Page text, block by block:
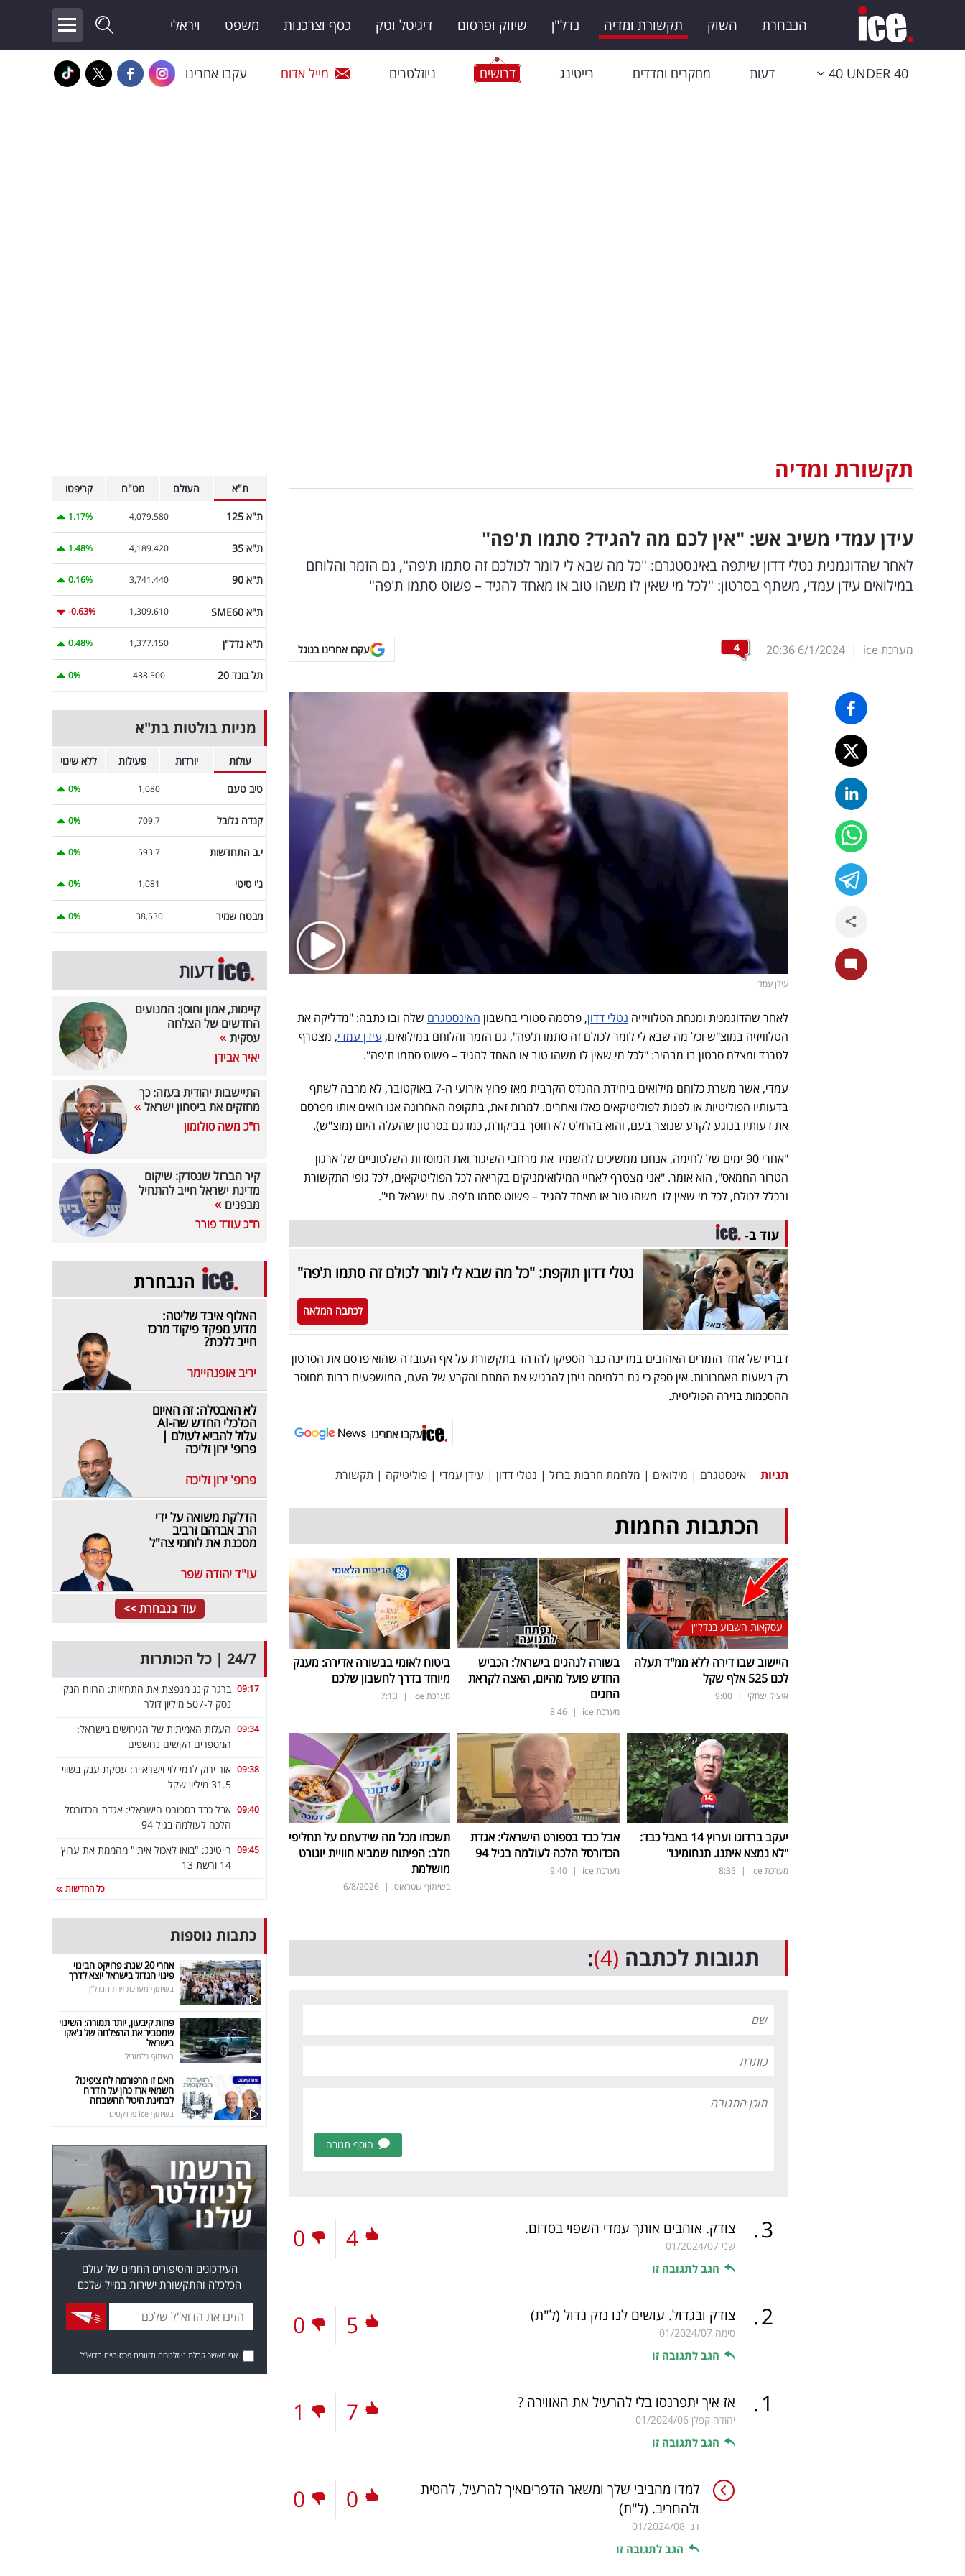
הנבחרת השוק תקשורת ומדיה נדל"ן שיווק ופרסום דיגיטל וטק כסף וצרכנות משפט ויראלי
40 UNDER 40 דעות מחקרים ומדדים רייטינג דרושים ניוזלטרים מייל אדום עקבו אחרינו
תקשורת ומדיה
עידן עמדי משיב אש: "אין לכם מה להגיד? סתמו ת'פה"
לאחר שהדוגמנית נטלי דדון שיתפה באינסטגרם: "כל מה שבא לי לומר לכולכם זה סתמו ת'פה", גם הזמר והלוחם
במילואים עידן עמדי, משתף בסרטון: "לכל מי שאין לו משהו טוב או מאחד להגיד – פשוט סתמו ת'פה"
מערכת ice |
6/1/2024
20:36
4 עקבו אחרינו בגוגל
עידן עמדי
לאחר שהדוגמנית ומנחת הטלוויזיה נטלי דדון, פרסמה סטורי בחשבון האינסטגרם שלה ובו כתבה: "מדליקה את
הטלוויזיה במוצ"ש וכל מה שבא לי לומר לכולם זה סתמו ת'פה", גם הזמר והלוחם במילואים, עידן עמדי, מצטרף
לטרנד ומצלם סרטון בו מבהיר: "לכל מי שאין לו משהו טוב או מאחד להגיד – פשוט סתמו ת'פה".
עמדי, אשר משרת כלוחם מילואים ביחידת ההנדס הקרבית מאז פרוץ אירועי ה-7 באוקטובר, לא מרבה לשתף
בדעותיו הפוליטיות או לפנות לפוליטיקאים כאלו ואחרים. למרות זאת, בתקופה האחרונה אנו רואים אותו מפרסם
את דעותיו בנוגע לקרע שנוצר בעם, והוא בהחלט לא חוסך בביקורת, כמו גם בסרטון שהעלה היום (מוצ"ש).
"אחרי 90 ימים של לחימה, אנחנו ממשיכים להשמיד את מרחבי השיגור ואת המוסדות השלטוניים של ארגון
הטרור החמאס", הוא אומר. "אני מצטרף לאחיי המילואימניקים בקריאה לכל הפוליטיקאים, לכל גופי התקשורת
ובכלל לכולם, לכל מי שאין לו משהו טוב או מאחד להגיד – פשוט סתמו ת'פה. עם ישראל חי".
עוד ב-
נטלי דדון תוקפת: "כל מה שבא לי לומר לכולם זה סתמו ת'פה"
לכתבה המלאה
דבריו של אחד הזמרים האהובים במדינה כבר הספיקו להדהד בתקשורת על אף העובדה שהוא פרסם את הסרטון
רק בשעות האחרונות. אין ספק כי גם בלחימה ניתן להרגיש את המתח והקרע של העם, המושפעים רבות מחוסר
ההסכמות בזירה הפוליטית.
עקבו אחרינו
תגיות אינסטגרם | מילואים | מלחמת חרבות ברזל | נטלי דדון | עידן עמדי | פוליטיקה | תקשורת
הכתבות החמות
עסקאות השבוע בנדל"ן
היישוב שבו דירה ללא ממ"ד תעלה
לכם 525 אלף שקל
איציק יצחקי |
9:00
בשורה לנהגים בישראל: הכביש
החדש פועל מהיום, האצה לקראת
החגים
מערכת ice |
8:46
ביטוח לאומי בבשורה אדירה: מענק
מיוחד בדרך לחשבון שלכם
מערכת ice |
7:13
יעקב ברדוגו וערוץ 14 באבל כבד:
"לא נמצא איתנו. תנחומינו"
מערכת ice |
8:35
אבל כבד בספורט הישראלי: אגדת
הכדורסל הלכה לעולמה בגיל 94
מערכת ice |
9:40
תשכחו מכל מה שידעתם על תחליפי
חלב: הפיתוח שמביא חוויית יוגורט
מושלמת
בשיתוף שטראוס |
6/8/2026
תגובות לכתבה (4)
:
הוסף תגובה
3
. צודק. אוהבים אותך עמדי השפוי בסדום.
שני 01/2024/07
הגב לתגובה זו
4
0
2
. צודק ובגדול. עושים לנו נזק גדול (ל"ת)
סימה 01/2024/07
הגב לתגובה זו
5
0
1
. אז איך יתפרנסו בלי להרעיל את האווירה ?
יהודה קפלן 01/2024/06
הגב לתגובה זו
7
1
למדו מהביבי שלך ומשאר הדפריםאיך להרעיל, להסית
ולהחריב. (ל"ת)
דני 01/2024/08
הגב לתגובה זו
0
0
ת"א העולם מט"ח קריפטו
ת"א 125 4,079.580
1.17%
ת"א 35 4,189.420
1.48%
ת"א 90 3,741.440
0.16%
ת"א SME60 1,309.610
-0.63%
ת"א נדל"ן 1,377.150
0.48%
תל בונד 20 438.500
0%
מניות בולטות בת"א
עולות יורדות פעילות ללא שינוי
טיב טעם 1,080
0%
קנדה גלובל 709.7
0%
י.ב התחדשות 593.7
0%
ג'י סיטי 1,081
0%
מבטח שמיר 38,530
0%
דעות
קיימות, אמון וחוסן: המנועים
החדשים של הצלחה
עסקית
יאיר אבידן
התיישבות יהודית בעזה: כך
מחזקים את ביטחון ישראל
ח"כ משה סולומון
קיר הברזל שנסדק: שיקום
מדינת ישראל חייב להתחיל
מבפנים
ח"כ עודד פורר
הנבחרת
האלוף איבד שליטה:
מדוע מפקד פיקוד מרכז
חייב ללכת?
יריב אופנהיימר
לא האבטלה: זה האיום
הכלכלי החדש שה-AI
עלול להביא לעולם |
פרופ' ירון זליכה
פרופ' ירון זליכה
הדלקת משואה על ידי
הרב אברהם זרביב
מסכנת את לוחמי צה"ל
עו"ד יהודה שפר
עוד בנבחרת >>
24/7 | כל הכותרות
09:17 ברגר קינג מנפצת את התחזיות: הרווח הנקי
נסק ל-507 מיליון דולר
09:34 העלות האמיתית של הגירושים בישראל:
המספרים הקשים נחשפים
09:38 אור ירוק לרמי לוי וישראייר: עסקת ענק בשווי
31.5 מיליון שקל
09:40 אבל כבד בספורט הישראלי: אגדת הכדורסל
הלכה לעולמה בגיל 94
09:45 רייטינג: "בואו לאכול איתי" מהממת את ערוץ
14 ורשת 13
כל החדשות
כתבות נוספות
אחרי 20 שנה: פרויקט הבינוי
פינוי הגדול בישראל יוצא לדרך
בשיתוף מערכת זירת הנדל"ן
פחות קיבעון, יותר תמורה: השינוי
שמסביר את ההצלחה של ג'אקו
בישראל
בשיתוף כלמוביל
האם זו הרפורמה לה ציפינו?
השמאי ארז כהן על הדו"ח
לבחינת היטל ההשבחה
בשיתוף ice פרויקטים
העידכונים והסיפורים החמים של עולם
הכלכלה והתקשורת ישירות במייל שלכם
אני מאשר קבלת ניוזלטרים ודיוורים פרסומיים בדוא"ל